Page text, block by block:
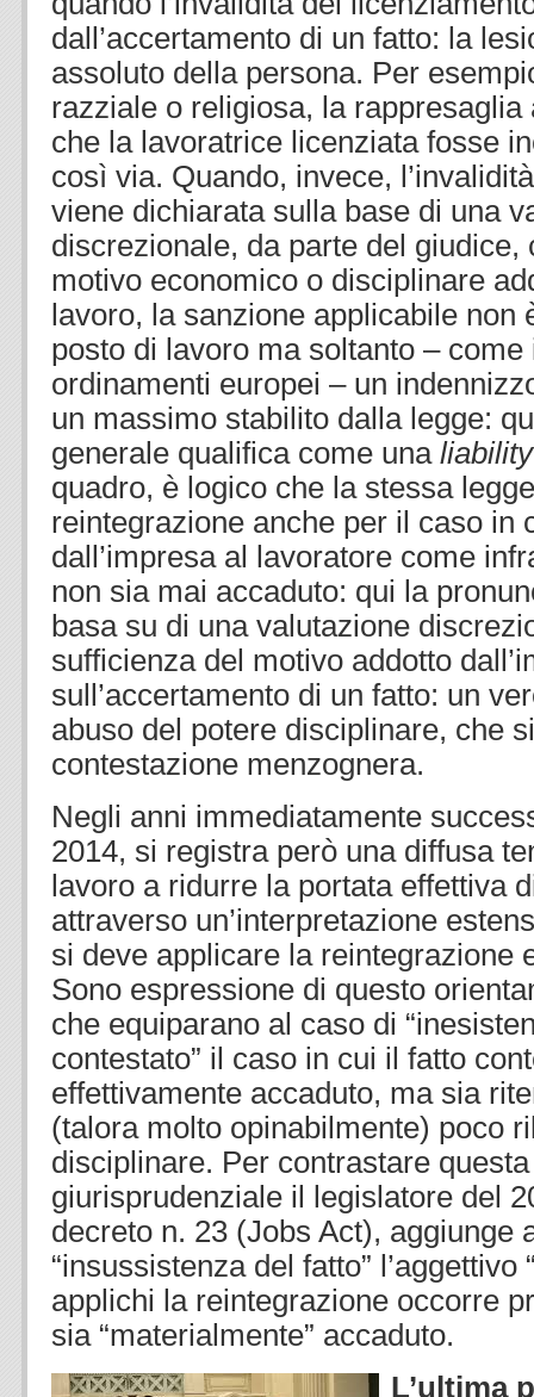
dall’accertamento di un fatto: la
assoluto della persona. Per
razziale o religiosa, la rappresaglia
che la lavoratrice licenziata fosse
così via. Quando, invece,
viene dichiarata sulla base di una
discrezionale, da parte del giudice,
motivo economico o disciplinare
lavoro, la sanzione applicabile non
posto di lavoro ma soltanto –
ordinamenti europei – un
un massimo stabilito dalla legge:
generale qualifica come una
quadro, è logico che la stessa
reintegrazione anche per il caso in
dall’impresa al lavoratore come
non sia mai accaduto: qui la
basa su di una valutazione
sufficienza del motivo addotto
sull’accertamento di un fatto: un
abuso del potere disciplinare, che
contestazione menzognera.
Negli anni immediatamente
2014, si registra però una diffusa
lavoro a ridurre la portata effettiva
attraverso un’interpretazione
si deve applicare la reintegrazione
Sono espressione di questo
che equiparano al caso di
contestato” il caso in cui il fatto
effettivamente accaduto, ma sia
(talora molto opinabilmente) poco
disciplinare. Per contrastare
giurisprudenziale il legislatore del
decreto n. 23 (Jobs Act), aggiunge
“insussistenza del fatto” l’aggettivo
applichi la reintegrazione occorre
sia “materialmente” accaduto.
L’ultima